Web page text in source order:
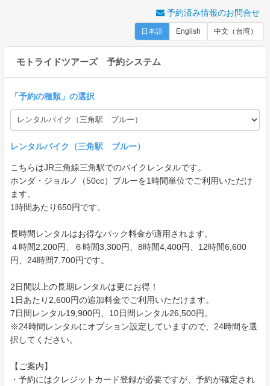
予約済み情報のお問合せ
日本語 English 中文（台湾）
モトライドツアーズ 予約システム
「予約の種類 」の選択
レンタルバイク（三角駅 ブルー）
こちらはJR三角線三角駅でのバイクレンタルです。
ホンダ・ジョルノ（50cc）ブルーを1時間単位でご利用いただけ
ます。
1時間あたり650円です。
長時間レンタルはお得なパック料金が適用されます。
４時間2,200円、６時間3,300円、8時間4,400円、12時間6,600
円、24時間7,700円です。
2日間以上の長期レンタルは更にお得！
1日あたり2,600円の追加料金でご利用いただけます。
7日間レンタル19,900円、10日間レンタル26,500円。
※24時間レンタルにオプション設定していますので、24時間を選
択してください。
【ご案内】
・予約にはクレジットカード登録が必要ですが、予約が確定され